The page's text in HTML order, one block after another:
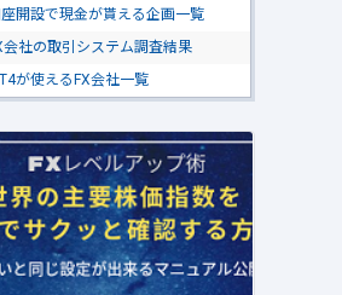
座開設で現金が貰える企画一覧
会社の取引システム調査結果
が使えるFX会社一覧